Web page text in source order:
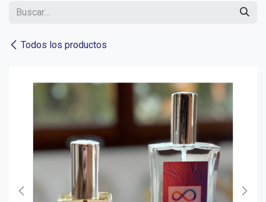
Todos los productos